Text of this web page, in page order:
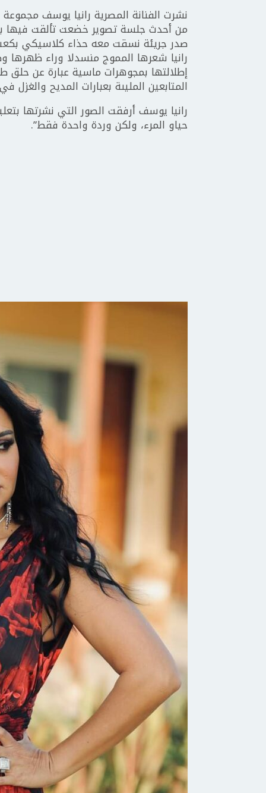
نشرت الفنانة المصرية رانيا يوسف
من أحدث جلسة تصوير خضعت تألقت فيها
صدر جريئة نسقت معه حذاء كلاسيكي بكعب
رانيا شعرها المموج منسدلا وراء ظهرها
إطلالتها بمجوهرات ماسية عبارة عن
المتابعين المليىة بعبارات المديح والغزل
رانيا يوسف أرفقت الصور التي نشرتها
حياو المرء، ولكن وردة واحدة فقط”.